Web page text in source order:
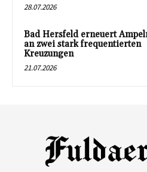
28.07.2026
Bad Hersfeld erneuert
an zwei stark frequentierten
Kreuzungen
21.07.2026